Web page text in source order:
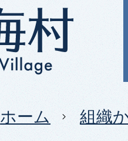
ホーム 組織